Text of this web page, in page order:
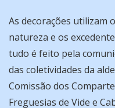
As decorações utilizam
natureza e os
tudo é feito pela
das coletividades da
Comissão dos
Freguesias de Vide e